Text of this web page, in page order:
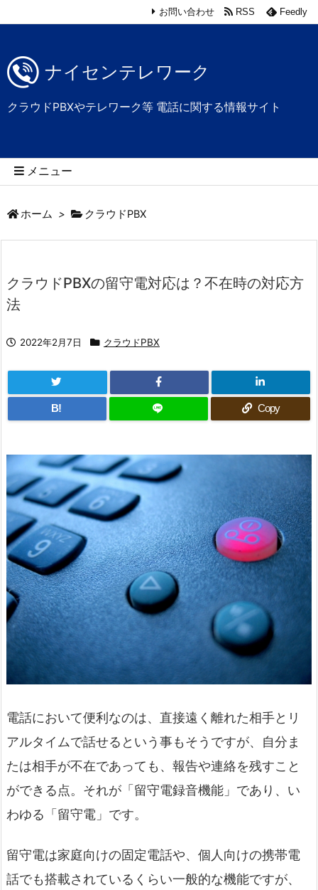
ナイセンテレワーク
クラウドPBXやテレワーク等 電話に関する情報サイト
メニュー
お問い合わせ RSS Feedly
ホーム > クラウドPBX
クラウドPBXの留守電対応は？不在時の対応方
法
2022年2月7日 クラウドPBX
B! Copy
電話において便利なのは、直接遠く離れた相手とリ
アルタイムで話せるという事もそうですが、自分ま
たは相手が不在であっても、報告や連絡を残すこと
ができる点。それが「留守電録音機能」であり、い
わゆる「留守電」です。
留守電は家庭向けの固定電話や、個人向けの携帯電
話でも搭載されているくらい一般的な機能ですが、